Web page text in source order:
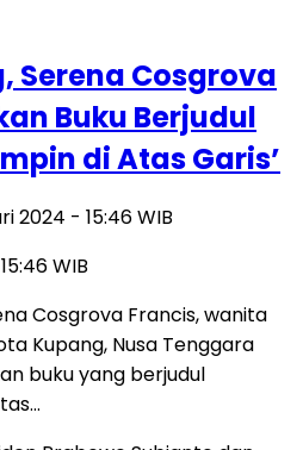
Serena Cosgrova
Buku Berjudul
di Atas Garis’
2024 - 15:46 WIB
WIB
Cosgrova Francis, wanita
Kupang, Nusa Tenggara
buku yang berjudul